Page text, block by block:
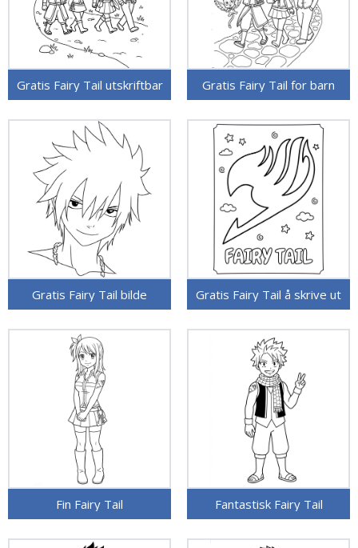
Gratis Fairy Tail utskriftbar Gratis Fairy Tail for barn
Gratis Fairy Tail bilde Gratis Fairy Tail å skrive ut
Fin Fairy Tail Fantastisk Fairy Tail